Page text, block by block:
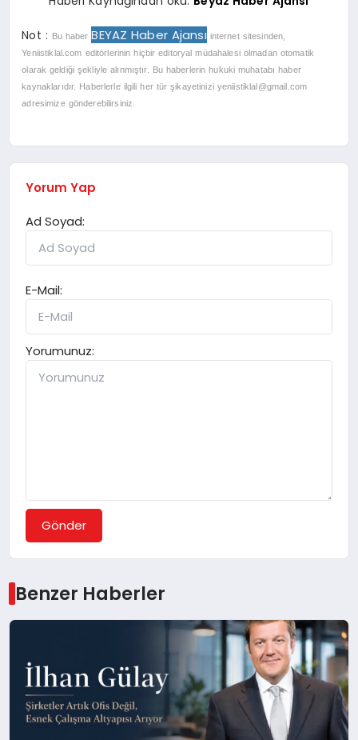
Not : Bu haber BEYAZ Haber Ajansı internet sitesinden,
Yeniistiklal.com editörlerinin hiçbir editoryal müdahalesi olmadan otomatik
olarak geldiği şekliyle alınmıştır. Bu haberlerin hukuki muhatabı haber
kaynaklarıdır. Haberlerle ilgili her tür şikayetinizi yeniistiklal@gmail.com
adresimize gönderebilirsiniz.
Yorum Yap
Ad Soyad:
E-Mail:
Yorumunuz:
Gönder
Benzer Haberler